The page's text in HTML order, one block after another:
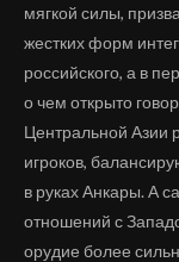
мягкой силы,
жестких форм
российского, а в
о чем открыто
Центральной Азии
игроков,
в руках Анкары. А
отношений с
орудие более